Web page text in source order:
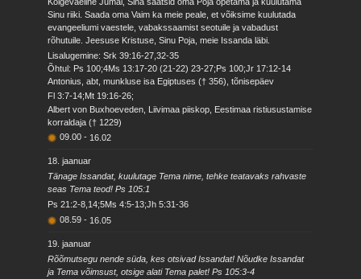
Sinu riiki. Saada oma Vaim ka meie peale, et võiksime kuulutada
evangeeliumi vaestele, vabakssaamist seotuile ja vabadust
rõhutuile. Jeesuse Kristuse, Sinu Poja, meie Issanda läbi.
Lisalugemine: Srk 39:16-27,32-35
Õhtul: Ps 100;4Ms 13:17-20 (21-22) 23-27;Ps 100;Jr 17:12-14
Antonius, abt, munkluse isa Egiptuses († 356), tõnisepäev
Fl 3:7-14;Mt 19:16-26;
Albert von Buxhoeveden, Liivimaa piiskop, Eestimaa ristiusustamise
korraldaja († 1229)
09.00 - 16.02
18. jaanuar
Tänage Issandat, kuulutage Tema nime, tehke teatavaks rahvaste
seas Tema teod! Ps 105:1
Ps 21:2-8,14;5Ms 4:5-13;Jh 5:31-36
08.59 - 16.05
19. jaanuar
Rõõmutsegu nende süda, kes otsivad Issandat! Nõudke Issandat
ja Tema võimsust, otsige alati Tema palet! Ps 105:3-4